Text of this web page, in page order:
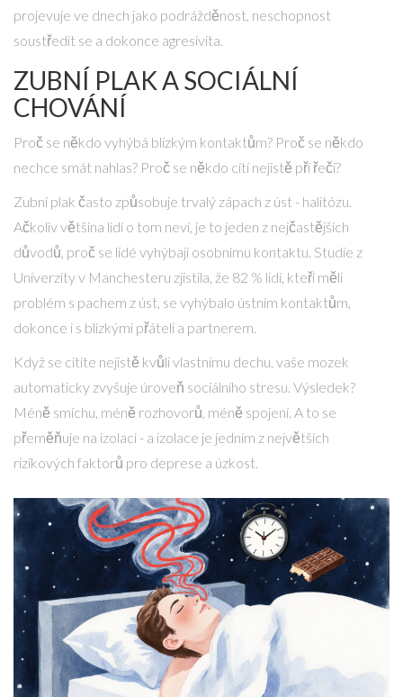
projevuje ve dnech jako podrážděnost, neschopnost
soustředit se a dokonce agresivita.
ZUBNÍ PLAK A SOCIÁLNÍ
CHOVÁNÍ
Proč se někdo vyhýbá blízkým kontaktům? Proč se někdo
nechce smát nahlas? Proč se někdo cítí nejistě při řeči?
Zubní plak často způsobuje trvalý zápach z úst - halitózu.
Ačkoliv většina lidí o tom neví, je to jeden z nejčastějších
důvodů, proč se lidé vyhýbají osobnímu kontaktu. Studie z
Univerzity v Manchesteru zjistila, že 82 % lidí, kteří měli
problém s pachem z úst, se vyhýbalo ústním kontaktům,
dokonce i s blízkými přáteli a partnerem.
Když se cítíte nejistě kvůli vlastnímu dechu, vaše mozek
automaticky zvyšuje úroveň sociálního stresu. Výsledek?
Méně smíchu, méně rozhovorů, méně spojení. A to se
přeměňuje na izolaci - a izolace je jedním z největších
rizikových faktorů pro deprese a úzkost.